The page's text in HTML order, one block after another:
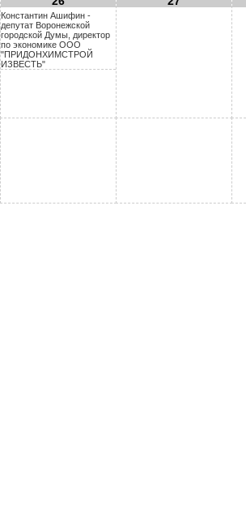
Константин Ашифин -
депутат Воронежской
городской Думы, директор
по экономике ООО
"ПРИДОНХИМСТРОЙ
ИЗВЕСТЬ"